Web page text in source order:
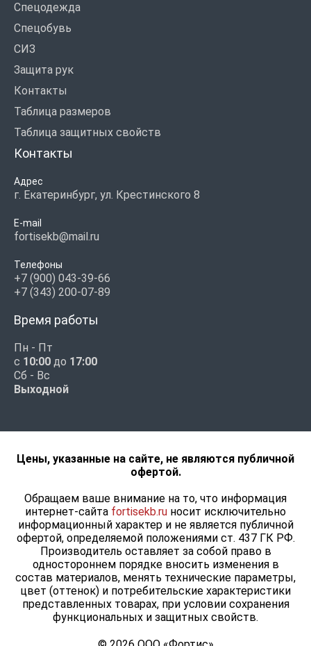
Спецодежда
Спецобувь
СИЗ
Защита рук
Контакты
Таблица размеров
Таблица защитных свойств
Контакты
Адрес
г. Екатеринбург, ул. Крестинского 8
E-mail
fortisekb@mail.ru
Телефоны
+7 (900) 043-39-66
+7 (343) 200-07-89
Время работы
Пн - Пт
с 10:00 до 17:00
Сб - Вс
Выходной
Цены, указанные на сайте, не являются публичной
офертой.
Обращаем ваше внимание на то, что информация
интернет-сайта fortisekb.ru носит исключительно
информационный характер и не является публичной
офертой, определяемой положениями ст. 437 ГК РФ.
Производитель оставляет за собой право в
одностороннем порядке вносить изменения в
состав материалов, менять технические параметры,
цвет (оттенок) и потребительские характеристики
представленных товарах, при условии сохранения
функциональных и защитных свойств.